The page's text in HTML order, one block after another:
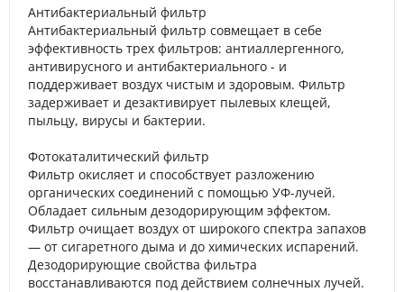
Антибактериальный фильтр
Антибактериальный фильтр совмещает в себе
эффективность трех фильтров: антиаллергенного,
антивирусного и антибактериального - и
поддерживает воздух чистым и здоровым. Фильтр
задерживает и дезактивирует пылевых клещей,
пыльцу, вирусы и бактерии.
Фотокаталитический фильтр
Фильтр окисляет и способствует разложению
органических соединений с помощью УФ-лучей.
Обладает сильным дезодорирующим эффектом.
Фильтр очищает воздух от широкого спектра запахов
— от сигаретного дыма и до химических испарений.
Дезодорирующие свойства фильтра
восстанавливаются под действием солнечных лучей.